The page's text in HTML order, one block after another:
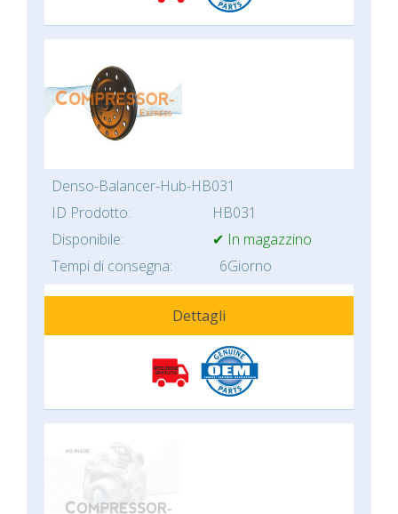
Denso-Balancer-Hub-HB031
ID Prodotto:
HB031
Disponibile:
✔ In magazzino
Tempi di consegna:
6Giorno
Dettagli